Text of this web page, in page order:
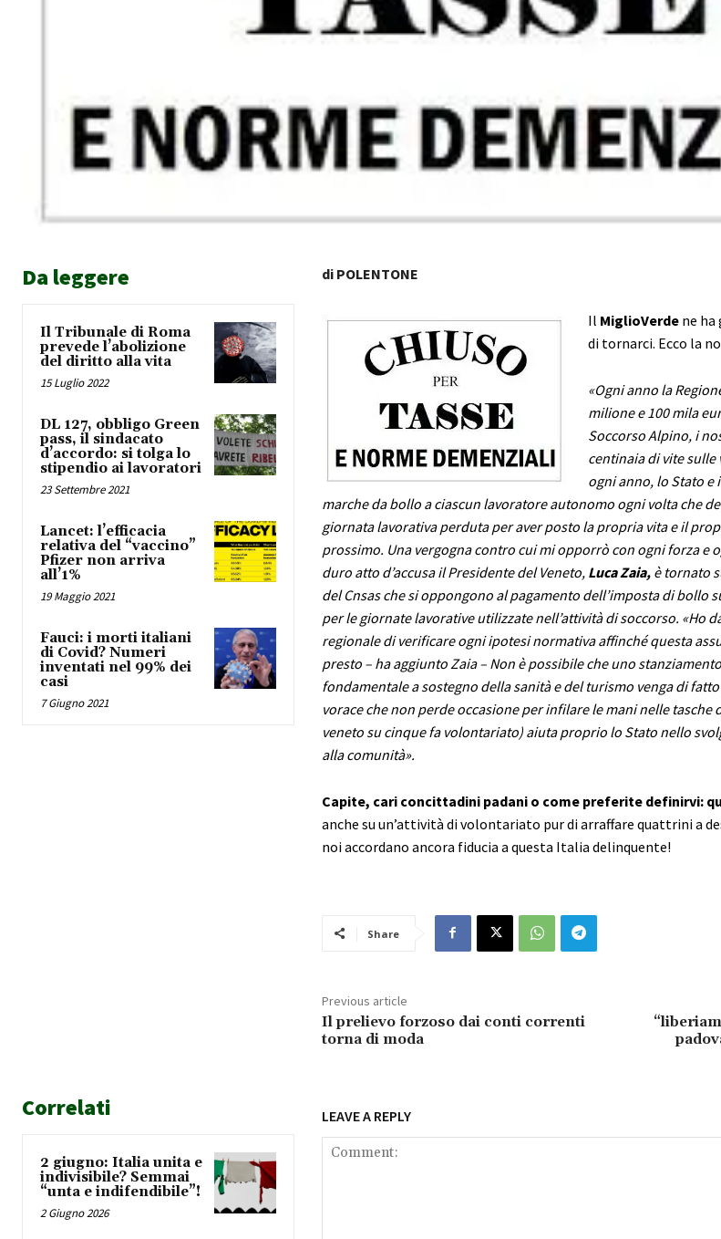
Da leggere
Il Tribunale di Roma
prevede l’abolizione
del diritto alla vita
15 Luglio 2022
DL 127, obbligo Green
pass, il sindacato
d’accordo: si tolga lo
stipendio ai lavoratori
23 Settembre 2021
Lancet: l’efficacia
relativa del “vaccino”
Pfizer non arriva
all’1%
19 Maggio 2021
Fauci: i morti italiani
di Covid? Numeri
inventati nel 99% dei
casi
7 Giugno 2021
di POLENTONE
Il MiglioVerdene ha
di tornarci. Ecco la
«Ogni anno la
milione e 100 mila
Soccorso Alpino, i
centinaia di vite sulle
ogni anno, lo Stato e
marche da bollo a ciascun lavoratore autonomo ogni volta che
giornata lavorativa perduta per aver posto la propria vita e il
prossimo. Una vergogna contro cui mi opporrò con ogni forza e
duro atto d’accusa il Presidente del Veneto, Luca Zaia,è tornato
del Cnsas che si oppongono al pagamento dell’imposta di bollo
per le giornate lavorative utilizzate nell’attività di soccorso. «Ho
regionale di verificare ogni ipotesi normativa affinché questa
presto – ha aggiunto Zaia – Non è possibile che uno
fondamentale a sostegno della sanità e del turismo venga di
vorace che non perde occasione per infilare le mani nelle tasche
veneto su cinque fa volontariato) aiuta proprio lo Stato nello
alla comunità».
Capite, cari concittadini padani o come preferite definirvi:
anche su un’attività di volontariato pur di arraffare quattrini a
noi accordano ancora fiducia a questa Italia delinquente!
Share
Previous article
Il prelievo forzoso dai conti correnti
torna di moda
Correlati
2 giugno: Italia unita e
indivisibile? Semmai
“unta e indifendibile”!
2 Giugno 2026
LEAVE A REPLY